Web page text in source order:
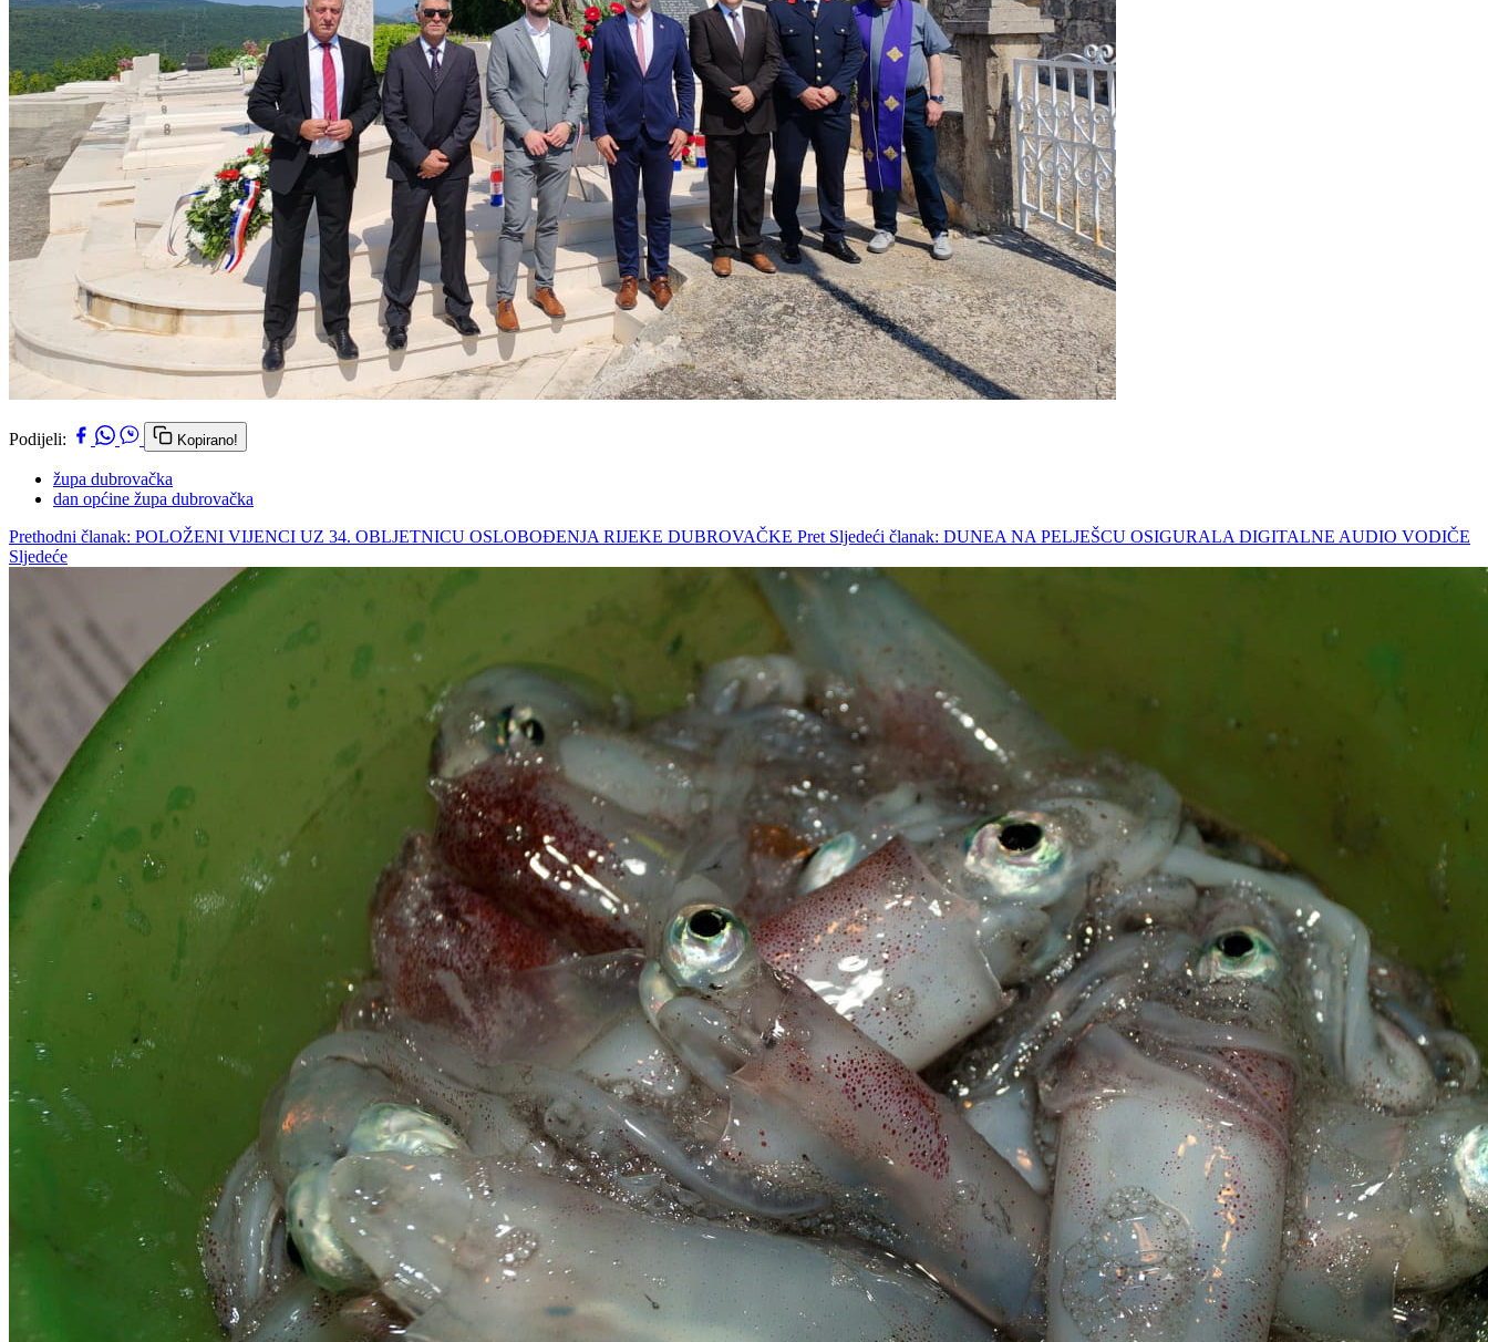
Podijeli: Kopirano!
župa dubrovačka
dan općine župa dubrovačka
Prethodni članak: POLOŽENI VIJENCI UZ 34. OBLJETNICU OSLOBOĐENJA RIJEKE DUBROVAČKE Pret Sljedeći članak: DUNEA NA PELJEŠCU OSIGURALA DIGITALNE AUDIO VODIČE
Sljedeće